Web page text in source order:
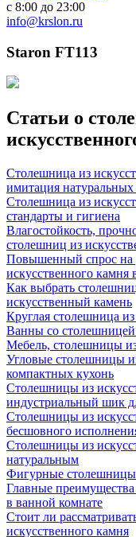
с 8:00 до 23:00
info@krslon.ru
Staron FT113
Статьи о
Столешница из
имитация натуральных
Столешница из
стандарты и гигиена
Влагостойкость,
столешниц из
Повышенный спрос на
искусственного камня
Как выбрать
искусственный камень
Круглая столешница
Ванны со столешницей
Мебель, столешницы
Угловые столешницы
компактных кухонь
Столешницы из
индустриальный шик
Столешницы из
бесшовного
Столешницы из
натуральным
Фигурные столешницы
Главные
в ванной комнате
Стоит ли
искусственного камня